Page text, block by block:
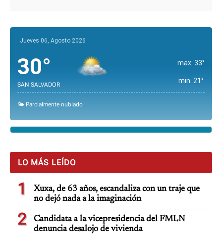
Jueves 06, Agosto 2026
30°
SAN SALVADOR
max. 33°
min. 21°
🌤️ Parcialmente nublado
LO MÁS LEÍDO
1
Xuxa, de 63 años, escandaliza con un traje que
no dejó nada a la imaginación
2
Candidata a la vicepresidencia del FMLN
denuncia desalojo de vivienda